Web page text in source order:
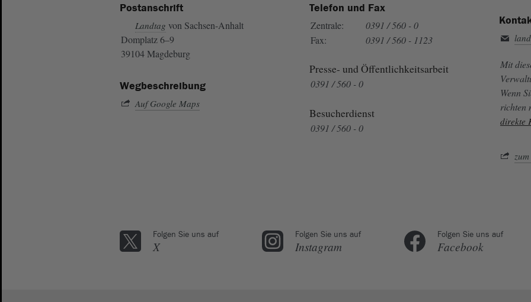
Postanschrift
Landtag von Sachsen-Anhalt
Domplatz 6–9
39104 Magdeburg
Wegbeschreibung
Auf Google Maps
Telefon und Fax
Zentrale:
0391 / 560 - 0
Fax:
0391 / 560 - 1123
Presse- und Öffentlichkeitsarbeit
0391 / 560 - 0
Besucherdienst
0391 / 560 - 0
Mit
Wenn
richten
direkte
Folgen Sie uns auf
X
Folgen Sie uns auf
Instagram
Folgen Sie uns auf
Facebook